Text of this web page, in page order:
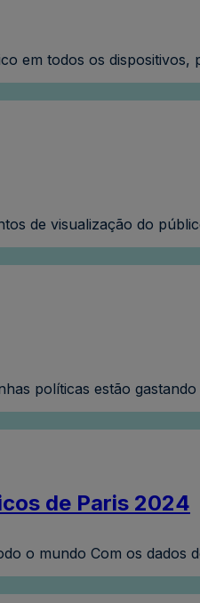
em todos os
de visualização do
políticas estão
de Paris 2024
o mundo Com os dados